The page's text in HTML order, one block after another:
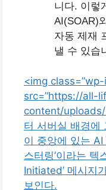
니다. 이렇
AI(SOAR)
자동 제재
낼 수 있습
<img
src=”https://all-
content/uploads/
터 서버실 배경에
이 중앙에 있는 AI
스터링’이라는 텍
Initiated’ 메시지
보인다.